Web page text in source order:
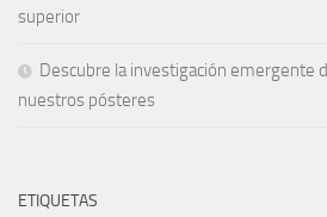
superior
Descubre la investigación emergente
nuestros pósteres
ETIQUETAS